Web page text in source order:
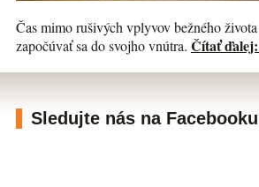
Čas mimo rušivých vplyvov bežného
započúvať sa do svojho vnútra. Čítať
Sledujte nás na Facebooku